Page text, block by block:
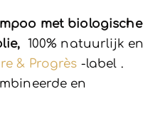
met biologische
100% natuurlijk en
& Progrès -label .
en